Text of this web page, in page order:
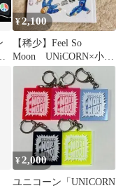
¥2,100
【稀少】Feel So
Moon UNiCORN×小山
宙哉 限定盤 応募ハ
ガキ付
¥2,000
ユニコーン「UNICORN